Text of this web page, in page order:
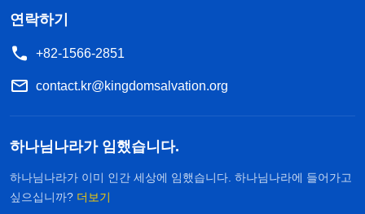
연락하기
+82-1566-2851
contact.kr@kingdomsalvation.org
하나님나라가 임했습니다.
하나님나라가 이미 인간 세상에 임했습니다. 하나님나라에 들어가고
싶으십니까? 더보기